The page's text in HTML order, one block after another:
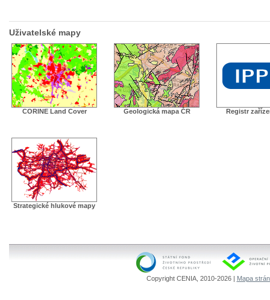
Uživatelské mapy
CORINE Land Cover Geologická mapa ČR Registr
Strategické hlukové mapy
Copyright CENIA, 2010-2026 | Mapa